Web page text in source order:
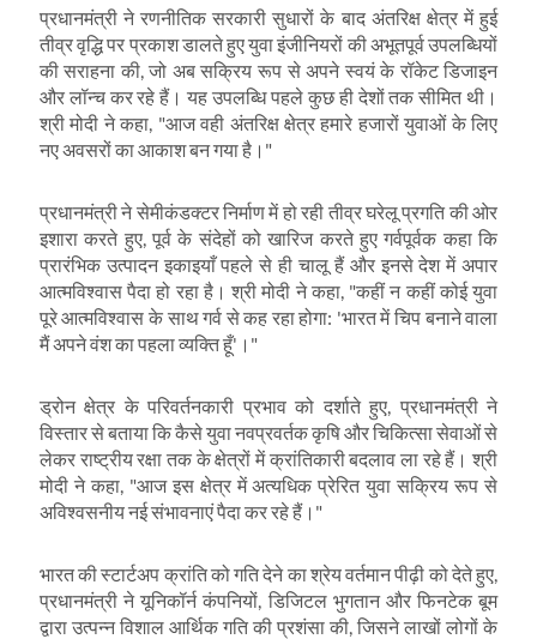
प्रधानमंत्री ने रणनीतिक सरकारी सुधारों के बाद अंतरिक्ष क्षेत्र में हुई
तीव्र वृद्धि पर प्रकाश डालते हुए युवा इंजीनियरों की अभूतपूर्व उपलब्धियों
की सराहना की,जो अब सक्रिय रूप से अपने स्वयं के रॉकेट डिजाइन
और लॉन्च कर रहे हैं। यह उपलब्धि पहले कुछ ही देशों तक सीमित थी।
श्री मोदी ने कहा , "आज वही अंतरिक्ष क्षेत्र हमारे हजारों युवाओं के लिए
नए अवसरों का आकाश बन गया है।"
प्रधानमंत्री ने सेमीकंडक्टर निर्माण में हो रही तीव्र घरेलू प्रगति की ओर
इशारा करते हुए, पूर्व के संदेहों को खारिज करते हुए गर्वपूर्वक कहा कि
प्रारंभिक उत्पादन इकाइयाँ पहले से ही चालू हैं और इनसे देश में अपार
आत्मविश्वास पैदा हो रहा है। श्री मोदी ने कहा, "कहीं न कहीं कोई युवा
पूरे आत्मविश्वास के साथ गर्व से कह रहा होगा: 'भारत में चिप बनाने वाला
मैं अपने वंश का पहला व्यक्ति हूँ' ।"
ड्रोन क्षेत्र के परिवर्तनकारी प्रभाव को दर्शाते हुए प्रधानमंत्री ने
विस्तार से बताया कि कैसे युवा नवप्रवर्तक कृषि और चिकित्सा सेवाओं से
लेकर राष्ट्रीय रक्षा तक के क्षेत्रों में क्रांतिकारी बदलाव ला रहे हैं। श्री
मोदी ने कहा, "आज इस क्षेत्र में अत्यधिक प्रेरित युवा सक्रिय रूप से
अविश्वसनीय नई संभावनाएं पैदा कर रहे हैं।"
भारत की स्टार्टअप क्रांति को गति देने का श्रेय वर्तमान पीढ़ी को देते हुए
प्रधानमंत्री ने यूनिकॉर्न कंपनियों डिजिटल भुगतान और फिनटेक बूम
द्वारा उत्पन्न विशाल आर्थिक गति की प्रशंसा की ,जिसने लाखों लोगों के